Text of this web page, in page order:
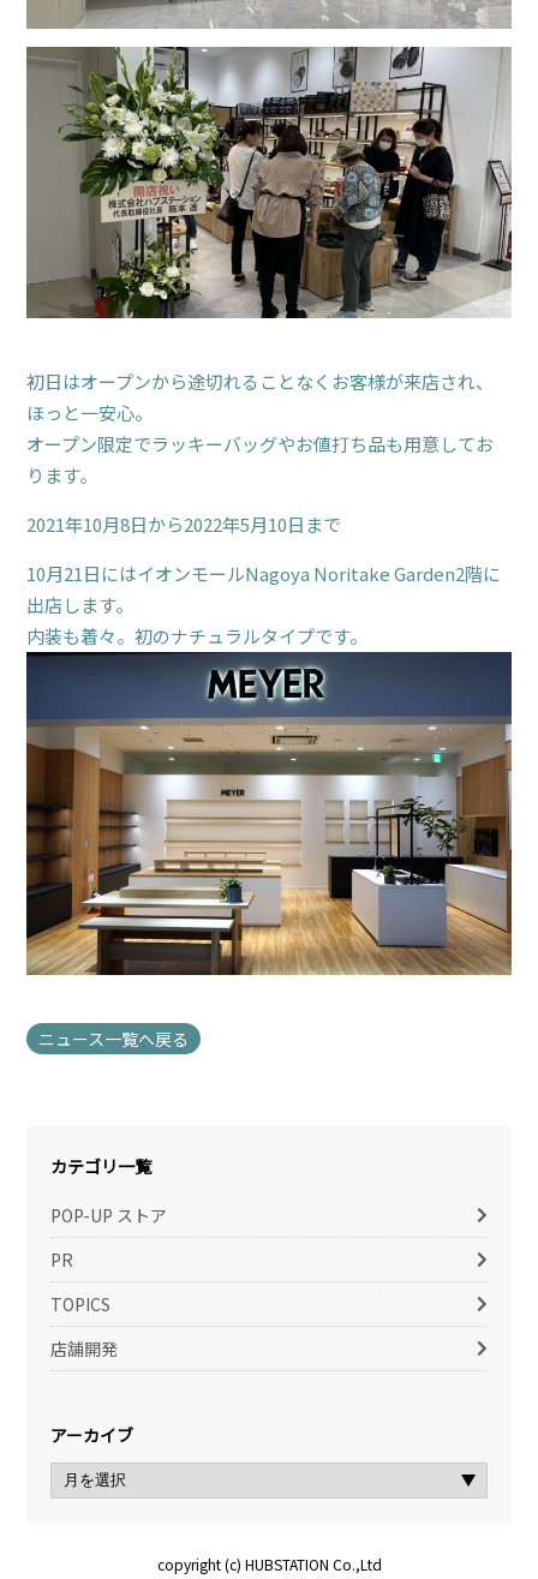
初日はオープンから途切れることなくお客様が来店され、
ほっと一安心。
オープン限定でラッキーバッグやお値打ち品も用意してお
ります。
2021年10月8日から2022年5月10日まで
10月21日にはイオンモールNagoya Noritake Garden2階に
出店します。
内装も着々。初のナチュラルタイプです。
ニュース一覧へ戻る
カテゴリ一覧
POP-UP ストア
PR
TOPICS
店舗開発
アーカイブ
copyright (c) HUBSTATION Co.,Ltd